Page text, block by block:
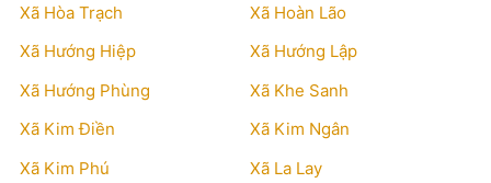
Xã Hòa Trạch
Xã Hoàn Lão
Xã Hướng Hiệp
Xã Hướng Lập
Xã Hướng Phùng
Xã Khe Sanh
Xã Kim Điền
Xã Kim Ngân
Xã Kim Phú
Xã La Lay